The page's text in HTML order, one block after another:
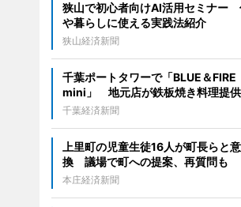
狭山で初心者向けAI活用セミナー
や暮らしに使える実践法紹介
狭山経済新聞
千葉ポートタワーで「BLUE＆FIRE
mini」 地元店が鉄板焼き料理提供
千葉経済新聞
上里町の児童生徒16人が町長らと
換 議場で町への提案、再質問も
本庄経済新聞